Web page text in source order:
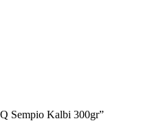
Sempio Kalbi 300gr”